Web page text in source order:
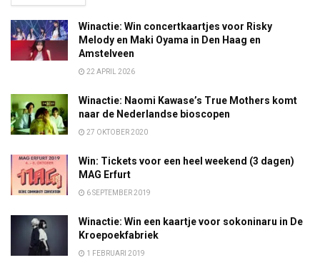
Winactie: Win concertkaartjes voor Risky
Melody en Maki Oyama in Den Haag en
Amstelveen
22 APRIL 2026
Winactie: Naomi Kawase’s True Mothers komt
naar de Nederlandse bioscopen
27 OKTOBER 2020
Win: Tickets voor een heel weekend (3 dagen)
MAG Erfurt
6 SEPTEMBER 2019
Winactie: Win een kaartje voor sokoninaru in De
Kroepoekfabriek
1 FEBRUARI 2019